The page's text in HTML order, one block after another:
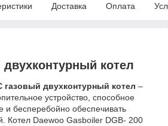
Доставка Оплата
котел
газовый двухконтурный котел –
устройство, способное
и бесперебойно обеспечивать
Котел Daewoo Gasboiler DGB- 200